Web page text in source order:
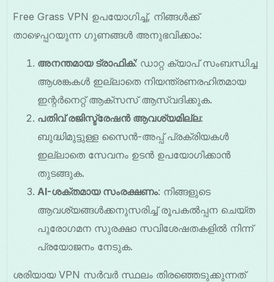
Free Grass VPN ഉപയോഗിച്ച്, നിങ്ങൾക്ക്
താഴെപ്പറയുന്ന ഗുണങ്ങൾ അനുഭവിക്കാം:
അനന്തമായ ട്രാഫിക്: ഡാറ്റ ക്യാപ് സംബന്ധിച്ച
ആശങ്കകൾ ഇല്ലാതെ നിയന്ത്രണരഹിതമായ
ഇന്റർനെറ്റ് ആക്സസ് ആസ്വദിക്കുക.
പതിവ് രജിസ്ട്രേഷൻ ആവശ്യമില്ല:
ബുദ്ധിമുട്ടുള്ള സൈൻ-അപ്പ് പ്രക്രിയകൾ
ഇല്ലാതെ സേവനം ഉടൻ ഉപയോഗിക്കാൻ
തുടങ്ങുക.
AI-ശക്തമായ സംരക്ഷണം: നിങ്ങളുടെ
ആവശ്യങ്ങൾക്കനുസരിച്ച് രൂപകൽപ്പന ചെയ്ത
പുരോഗമന സുരക്ഷാ സവിശേഷതകളിൽ നിന്ന്
പ്രയോജനം നേടുക.
ശരിയായ VPN സർവർ സ്ഥലം തിരഞ്ഞെടുക്കുന്നത്